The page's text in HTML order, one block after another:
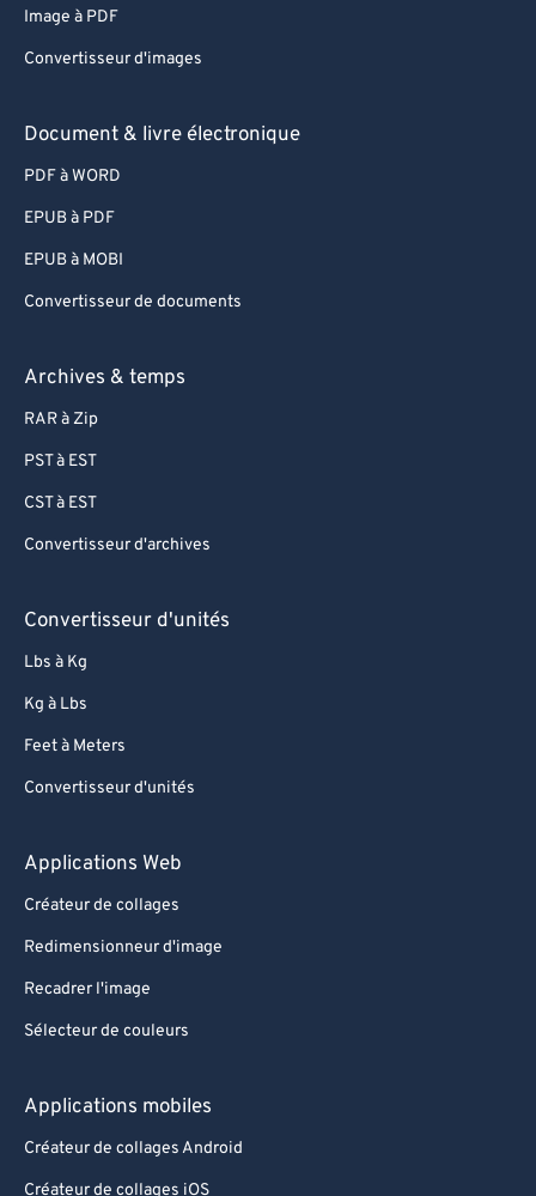
Image à PDF
Convertisseur d'images
Document & livre électronique
PDF à WORD
EPUB à PDF
EPUB à MOBI
Convertisseur de documents
Archives & temps
RAR à Zip
PST à EST
CST à EST
Convertisseur d'archives
Convertisseur d'unités
Lbs à Kg
Kg à Lbs
Feet à Meters
Convertisseur d'unités
Applications Web
Créateur de collages
Redimensionneur d'image
Recadrer l'image
Sélecteur de couleurs
Applications mobiles
Créateur de collages Android
Créateur de collages iOS